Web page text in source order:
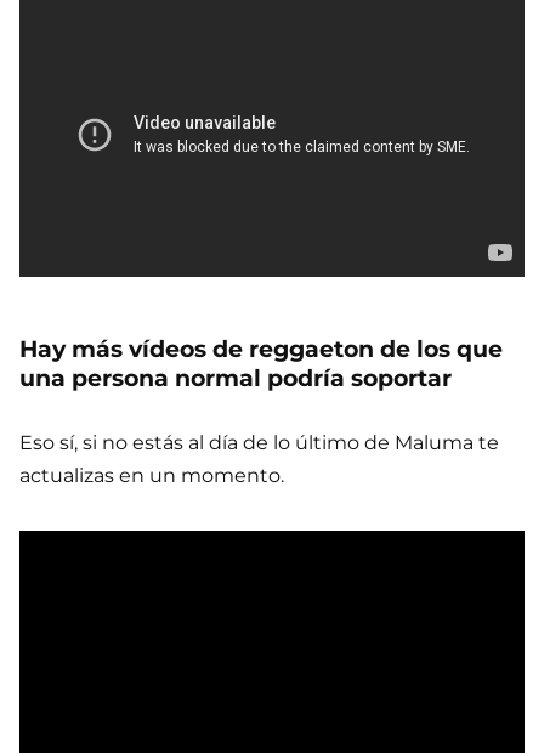
Hay más vídeos de reggaeton de los que
una persona normal podría soportar
Eso sí, si no estás al día de lo último de Maluma te
actualizas en un momento.